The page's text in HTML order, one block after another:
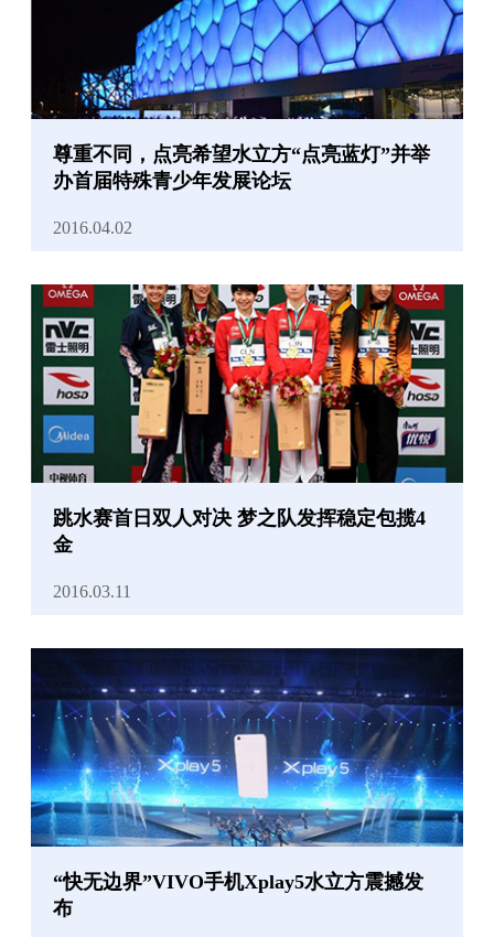
尊重不同，点亮希望水立方“点亮蓝灯”并举
办首届特殊青少年发展论坛
2016.04.02
跳水赛首日双人对决 梦之队发挥稳定包揽4
金
2016.03.11
“快无边界”VIVO手机Xplay5水立方震撼发
布